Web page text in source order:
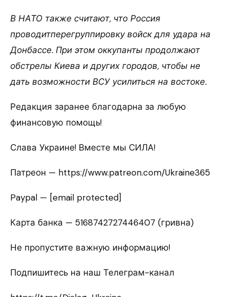
В НАТО также считают, что Россия
проводитперегруппировку войск для удара на
Донбассе. При этом оккупанты продолжают
обстрелы Киева и других городов, чтобы не
дать возможности ВСУ усилиться на востоке.
Редакция заранее благодарна за любую
финансовую помощь!
Слава Украине! Вместе мы СИЛА!
Патреон — https://www.patreon.com/Ukraine365
Paypal — [email protected]
Карта банка — 5168742727446407 (гривна)
Не пропустите важную информацию!
Подпишитесь на наш Телеграм-канал